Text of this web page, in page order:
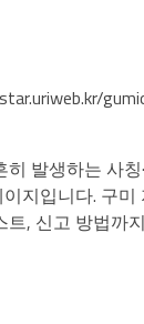
발생하는 사
지입니다. 구미
트, 신고 방법까